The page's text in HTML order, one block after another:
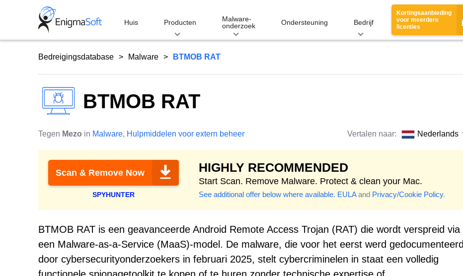
Huis Producten
Malware-
onderzoek
Ondersteuning Bedrijf
Kortingsaanbieding
voor meerdere
licenties
Bedreigingsdatabase Malware BTMOB RAT
BTMOB RAT
Tegen Mezo in Malware, Hulpmiddelen voor extern beheer Vertalen naar: Nederlands
Scan & Remove Now
SPYHUNTER
HIGHLY RECOMMENDED
Start Scan. Remove Malware. Protect & clean your Mac.
See additional offer below where available. EULAand Privacy/Cookie Policy.
BTMOB RAT is een geavanceerde Android Remote Access Trojan (RAT) die wordt verspreid via
een Malware-as-a-Service (MaaS)-model. De malware, die voor het eerst werd gedocumenteerd
door cybersecurityonderzoekers in februari 2025, stelt cybercriminelen in staat een volledig